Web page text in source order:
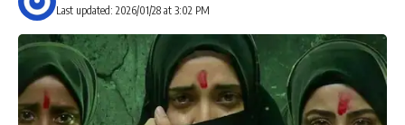
Last updated: 2026/01/28 at 3:02 PM